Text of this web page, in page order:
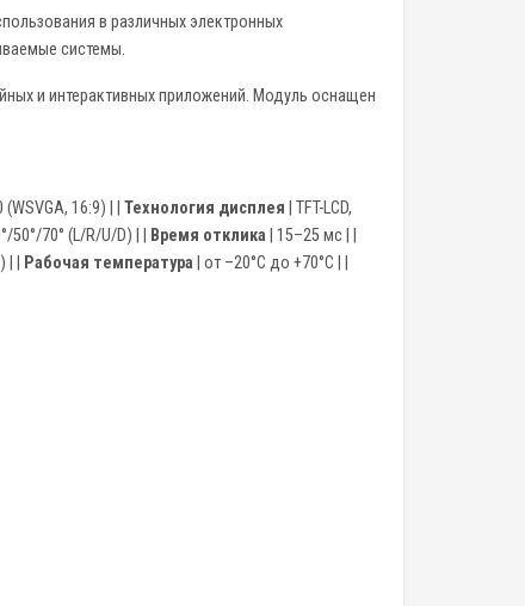
в различных электронных
системы.
и интерактивных приложений. Модуль оснащен
(WSVGA, 16:9) | | Технология дисплея | TFT-LCD,
50°/70° (L/R/U/D) | | Время отклика | 15–25 мс | |
| Рабочая температура | от –20°C до +70°C | |